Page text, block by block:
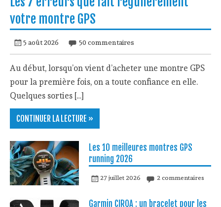
votre montre GPS
5 août 2026 50 commentaires
Au début, lorsqu’on vient d’acheter une montre GPS
pour la première fois, on a toute confiance en elle.
Quelques sorties […]
CONTINUER LA LECTURE »
Les 10 meilleures montres GPS
running 2026
27 juillet 2026 2 commentaires
Garmin CIRQA : un bracelet pour les